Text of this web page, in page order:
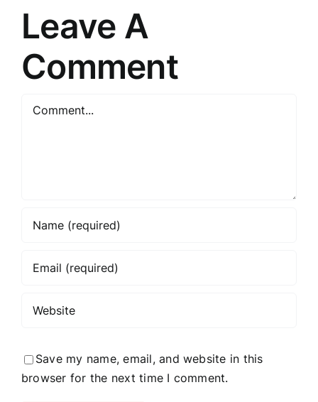
specify
subject
the
Leave A
Comment
Comment
Save my name, email, and website in this
browser for the next time I comment.